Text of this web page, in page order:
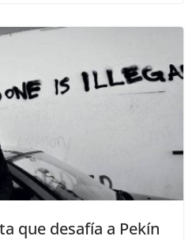
que desafía a Pekín